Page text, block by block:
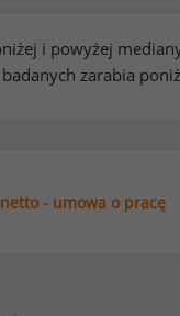
i powyżej
zarabia
- umowa o pracę